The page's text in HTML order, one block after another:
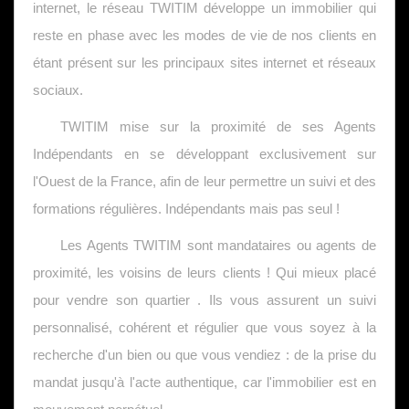
internet, le réseau TWITIM développe un immobilier qui
reste en phase avec les modes de vie de nos clients en
étant présent sur les principaux sites internet et réseaux
sociaux.
TWITIM mise sur la proximité de ses Agents
Indépendants en se développant exclusivement sur
l'Ouest de la France, afin de leur permettre un suivi et des
formations régulières. Indépendants mais pas seul !
Les Agents TWITIM sont mandataires ou agents de
proximité, les voisins de leurs clients ! Qui mieux placé
pour vendre son quartier . Ils vous assurent un suivi
personnalisé, cohérent et régulier que vous soyez à la
recherche d'un bien ou que vous vendiez : de la prise du
mandat jusqu'à l'acte authentique, car l'immobilier est en